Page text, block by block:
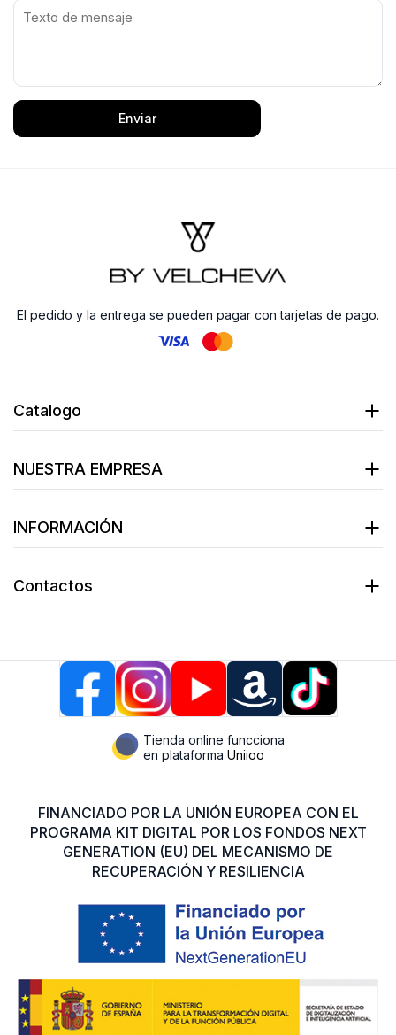
Enviar
El pedido y la entrega se pueden pagar con tarjetas de pago.
Catalogo
NUESTRA EMPRESA
INFORMACIÓN
Contactos
Tienda online funcciona
en plataforma Uniioo
FINANCIADO POR LA UNIÓN EUROPEA CON EL
PROGRAMA KIT DIGITAL POR LOS FONDOS NEXT
GENERATION (EU) DEL MECANISMO DE
RECUPERACIÓN Y RESILIENCIA